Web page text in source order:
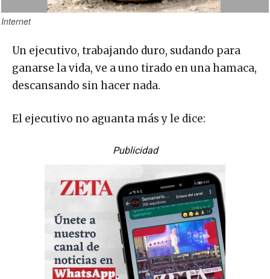
Internet
Un ejecutivo, trabajando duro, sudando para
ganarse la vida, ve a uno tirado en una hamaca,
descansando sin hacer nada.
El ejecutivo no aguanta más y le dice:
Publicidad